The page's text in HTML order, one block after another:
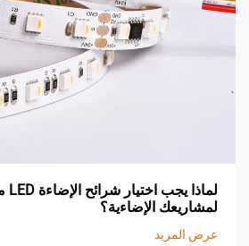
لمشاريعك الإضاءية؟
عرض المزيد